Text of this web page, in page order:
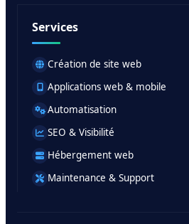
Services
Création de site web
Applications web & mobile
Automatisation
SEO & Visibilité
Hébergement web
Maintenance & Support